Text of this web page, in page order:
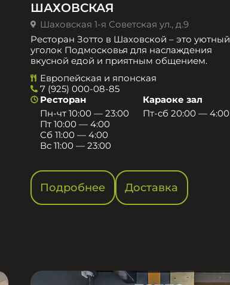
ШАХОВСКАЯ
Шаховская 1-я Советская ул., д.9
Ресторан Зотто в Шаховской – это уютный
уголок Подмосковья для наслаждения
вкусной едой и приятным общением.​
Европейская и японская
7 (925) 000-08-85
Ресторан
Пн-чт 10:00 — 23:00
Пт 10:00 — 4:00
Сб 11:00 — 4:00
Вс 11:00 — 23:00
Караоке зал
Пт-сб 20:00 — 4:00
Подробнее Доставка